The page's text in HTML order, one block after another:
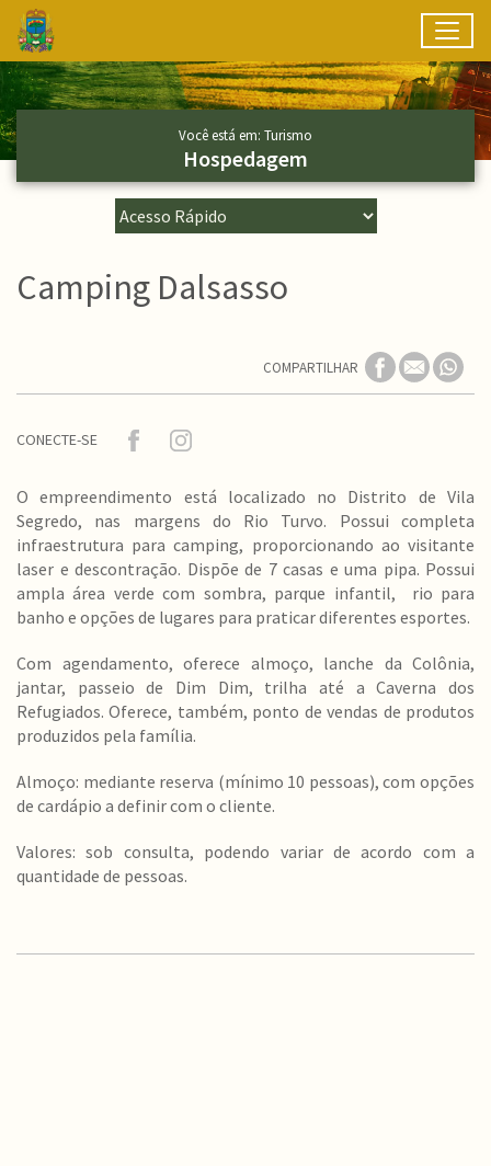
Ir para conteúdo principal
Conteúdo Principal
Você está em: Turismo
Hospedagem
Camping Dalsasso
COMPARTILHAR
CONECTE-SE
O empreendimento está localizado no Distrito de Vila
Segredo, nas margens do Rio Turvo. Possui completa
infraestrutura para camping, proporcionando ao visitante
laser e descontração. Dispõe de 7 casas e uma pipa. Possui
ampla área verde com sombra, parque infantil, rio para
banho e opções de lugares para praticar diferentes esportes.
Com agendamento, oferece almoço, lanche da Colônia,
jantar, passeio de Dim Dim, trilha até a Caverna dos
Refugiados. Oferece, também, ponto de vendas de produtos
produzidos pela família.
Almoço: mediante reserva (mínimo 10 pessoas), com opções
de cardápio a definir com o cliente.
Valores: sob consulta, podendo variar de acordo com a
quantidade de pessoas.